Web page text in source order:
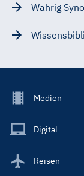
Wahrig
Footer
Main
Medien
Digital
Reisen